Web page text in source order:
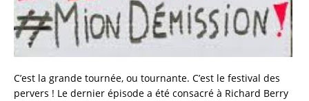
C’est la grande tournée, ou tournante. C’est le festival des
pervers ! Le dernier épisode a été consacré à Richard Berry